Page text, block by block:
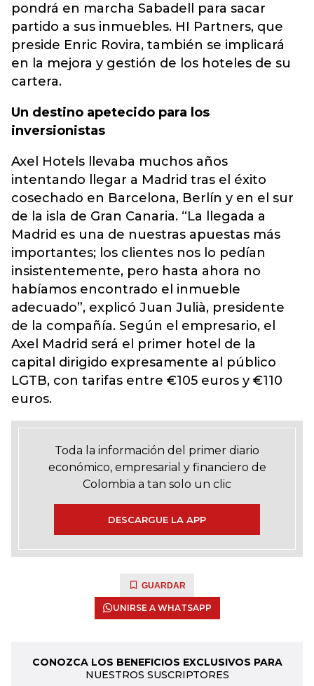
pondrá en marcha Sabadell para sacar
partido a sus inmuebles. HI Partners, que
preside Enric Rovira, también se implicará
en la mejora y gestión de los hoteles de su
cartera.
Un destino apetecido para los
inversionistas
Axel Hotels llevaba muchos años
intentando llegar a Madrid tras el éxito
cosechado en Barcelona, Berlín y en el sur
de la isla de Gran Canaria. “La llegada a
Madrid es una de nuestras apuestas más
importantes; los clientes nos lo pedían
insistentemente, pero hasta ahora no
habíamos encontrado el inmueble
adecuado”, explicó Juan Julià, presidente
de la compañía. Según el empresario, el
Axel Madrid será el primer hotel de la
capital dirigido expresamente al público
LGTB, con tarifas entre €105 euros y €110
euros.
Toda la información del primer diario
económico, empresarial y financiero de
Colombia a tan solo un clic
DESCARGUE LA APP
GUARDAR
UNIRSE A WHATSAPP
CONOZCA LOS BENEFICIOS EXCLUSIVOS PARA
NUESTROS SUSCRIPTORES